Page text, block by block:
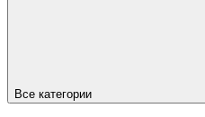
Все категории